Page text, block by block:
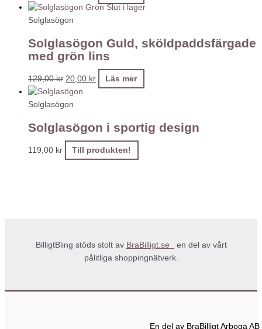
Slut i lager
Solglasögon
Solglasögon Guld, sköldpaddsfärgade
med grön lins
129,00kr 20,00 kr Läs mer
Solglasögon
Solglasögon i sportig design
119,00 kr Till produkten!
BilligtBling stöds stolt av BraBilligt.se
en del av vårt
pålitliga shoppingnätverk.
En del av BraBilligt Arboga AB